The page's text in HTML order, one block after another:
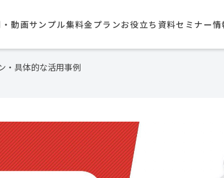
動画サンプル集​料金プランお役立ち資料セミナー情
・具体的な活用事例